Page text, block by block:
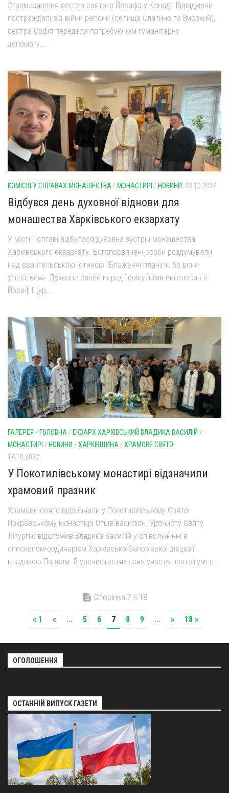
Згромадження сестер святого Йосифа у Канаді. Відвідуючи
постраждалі від війни регіони (селища Слатино та Високий),
сестра Софія передала потребуючим гуманітарну
допомогу....
КОМІСІЯ У СПРАВАХ МОНАШЕСТВА / МОНАСТИРІ / НОВИНИ 23.10.2022
Відбувся день духовної віднови для
монашества Харківського екзархату
У місті Полтаві відбулася духовна зустріч монашества
Харківського екзархату. Богопосвячені особи роздумували
над євангельською істиною “Блаженні плачучі, бо вони
утішаться». Духовне слово перед присутніми виголосив о.
Йосиф Щур,...
ГАЛЕРЕЯ / ГОЛОВНА / ЕКЗАРХ ХАРКІВСЬКИЙ ВЛАДИКА ВАСИЛІЙ /
МОНАСТИРІ / НОВИНИ /ХАРКІВЩИНА /ХРАМОВЕ СВЯТО
14.10.2022
У Покотилівському монастирі відзначили
храмовий празник
Храмове свято відзначили у Покотилівському Свято-
Покровському монастирі Отців василіян. Урочисту Святу
Літургію відслужив Владика Василій у співслужінні з
єпископом-ординарієм Харківсько-Запорізької дієцезії
владикою Павлом. В урочистостях взяв участь протоігумен...
Сторінка 7 з 18
« 1 « ... 5 6 7 8 9 ... » 18 »
ОГОЛОШЕННЯ
ОСТАННІЙ ВИПУСК ГАЗЕТИ